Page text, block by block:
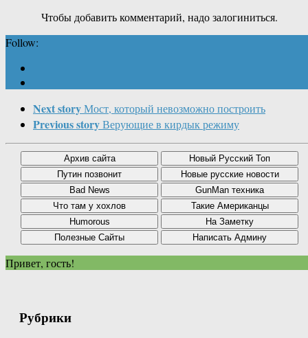
Чтобы добавить комментарий, надо залогиниться.
Follow:
Next storyМост, который невозможно построить
Previous storyВерующие в кирдык режиму
Привет, гость!
Рубрики